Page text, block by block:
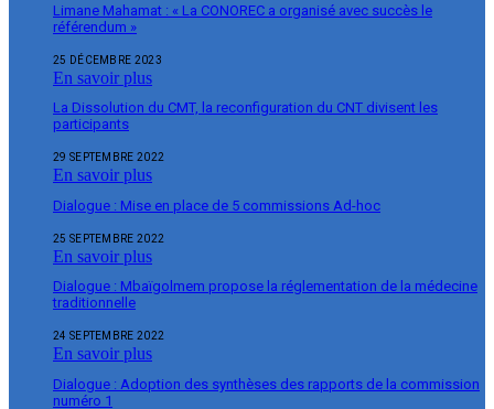
Limane Mahamat : « La CONOREC a organisé avec succès le
référendum »
25 DÉCEMBRE 2023
En savoir plus
La Dissolution du CMT, la reconfiguration du CNT divisent les
participants
29 SEPTEMBRE 2022
En savoir plus
Dialogue : Mise en place de 5 commissions Ad-hoc
25 SEPTEMBRE 2022
En savoir plus
Dialogue : Mbaïgolmem propose la réglementation de la médecine
traditionnelle
24 SEPTEMBRE 2022
En savoir plus
Dialogue : Adoption des synthèses des rapports de la commission
numéro 1